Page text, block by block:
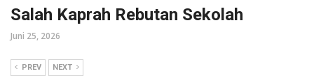
Salah Kaprah Rebutan Sekolah
Juni 25, 2026
PREV NEXT